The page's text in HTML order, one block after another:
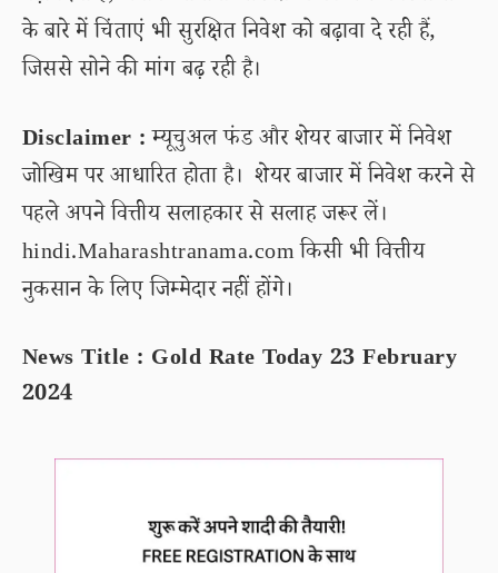
के बारे में चिंताएं भी सुरक्षित निवेश को बढ़ावा दे रही हैं,
जिससे सोने की मांग बढ़ रही है।
Disclaimer :म्यूचुअल फंड और शेयर बाजार में निवेश
जोखिम पर आधारित होता है। शेयर बाजार में निवेश करने से
पहले अपने वित्तीय सलाहकार से सलाह जरूर लें।
hindi.Maharashtranama.com किसी भी वित्तीय
नुकसान के लिए जिम्मेदार नहीं होंगे।
News Title : Gold Rate Today 23 February
2024